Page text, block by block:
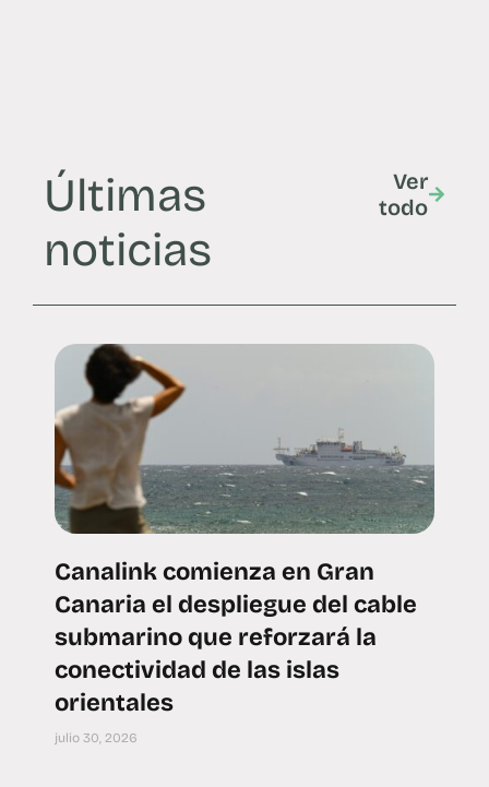
Últimas
noticias
Ver
todo
Canalink comienza en Gran
Canaria el despliegue del cable
submarino que reforzará la
conectividad de las islas
orientales
julio 30, 2026